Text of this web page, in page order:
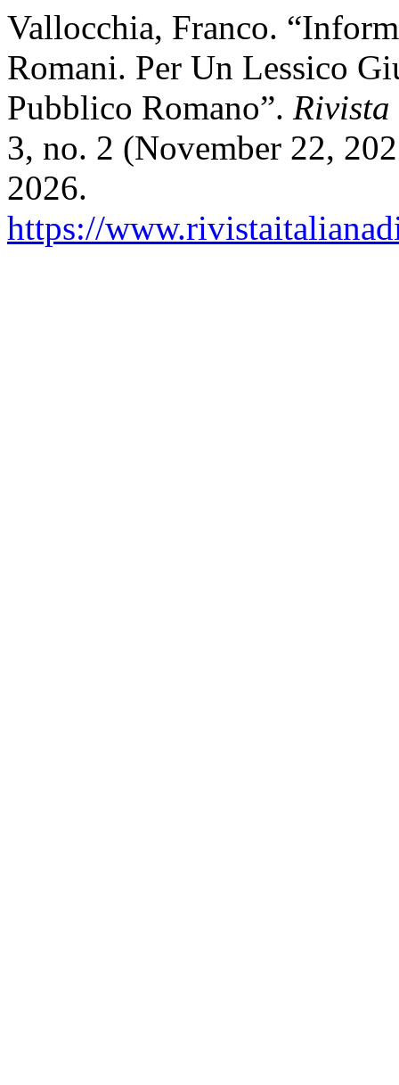
Vallocchia, Franco.
Romani. Per Un Lessico
Pubblico Romano”.
3, no. 2 (November 22,
2026.
https://